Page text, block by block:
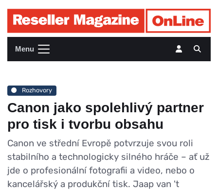
Menu
Rozhovory
Canon jako spolehlivý partner
pro tisk i tvorbu obsahu
Canon ve střední Evropě potvrzuje svou roli
stabilního a technologicky silného hráče – ať už
jde o profesionální fotografii a video, nebo o
kancelářský a produkční tisk. Jaap van 't